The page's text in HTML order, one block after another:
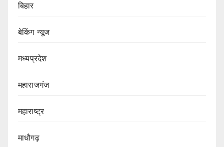
बिहार
बेकिंग न्यूज
मध्यप्रदेश
महाराजगंज
महाराष्ट्र
माधौगढ़